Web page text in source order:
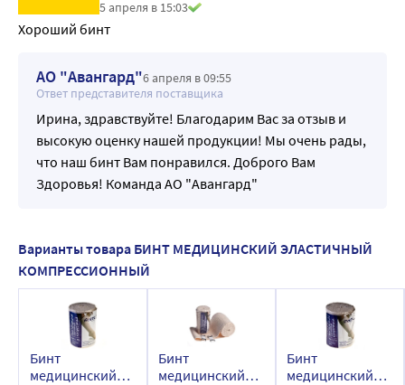
5 апреля в 15:03
Хороший бинт
АО "Авангард"6 апреля в 09:55
Ответ представителя поставщика
Ирина, здравствуйте! Благодарим Вас за отзыв и
высокую оценку нашей продукции! Мы очень рады,
что наш бинт Вам понравился. Доброго Вам
Здоровья! Команда АО "Авангард"
Варианты товара БИНТ МЕДИЦИНСКИЙ ЭЛАСТИЧНЫЙ
КОМПРЕССИОННЫЙ
Бинт
медицинский
Бинт
медицинский
Бинт
медицинский